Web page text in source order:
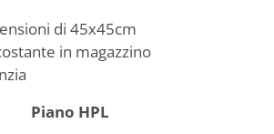
di 45x45cm
in magazzino
Piano HPL